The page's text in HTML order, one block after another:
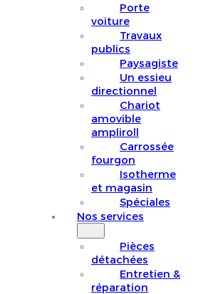
Porte
voiture
Travaux
publics
Paysagiste
Un essieu
directionnel
Chariot
amovible
ampliroll
Carrossée
fourgon
Isotherme
et magasin
Spéciales
Nos services
Pièces
détachées
Entretien &
réparation